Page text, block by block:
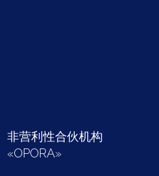
非营利性合伙机构
«OPORA»